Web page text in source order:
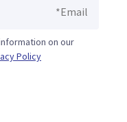
on our
Policy